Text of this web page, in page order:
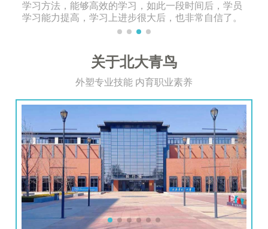
学习方法，能够高效的学习，如此一段时间后，学员
学习能力提高，学习上进步很大后，也非常自信了。
关于北大青鸟
外塑专业技能 内育职业素养